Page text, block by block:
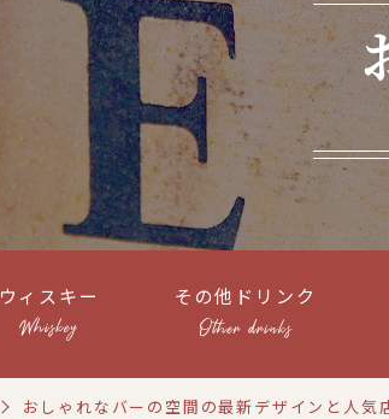
ウィスキー その他ドリンク
おしゃれなバーの空間の最新デザインと人気